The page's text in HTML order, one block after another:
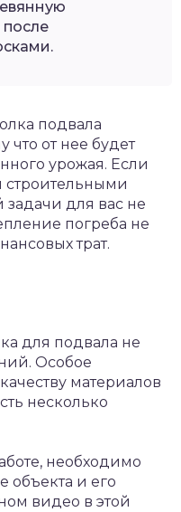
после
подвала
что от нее будет
урожая. Если
для вас не
погреба не
трат.
для подвала не
Особое
материалов
несколько
необходимо
объекта и его
видео в этой